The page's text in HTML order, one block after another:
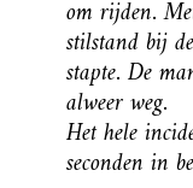
om rijden.
stilstand bij
stapte. De
alweer weg.
Het hele
seconden in